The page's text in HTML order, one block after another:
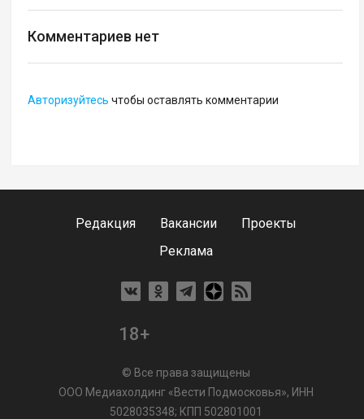
Комментариев нет
Авторизуйтесь чтобы оставлять комментарии
Редакция Вакансии
Проекты
Реклама
18+
© Все права защищены
ООО Медиахолдинг «Вести Подмосковья», ИНН
5028035348; КПП 502801001